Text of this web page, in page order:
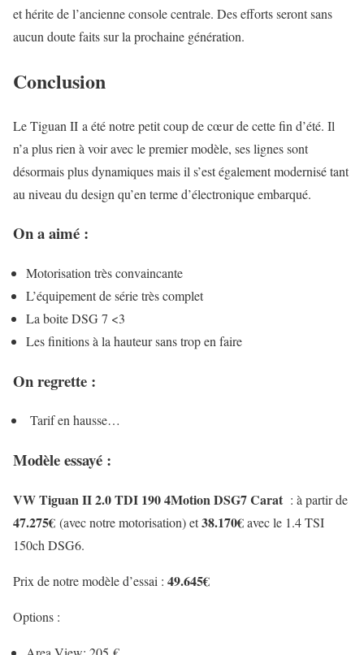
et hérite de l’ancienne console centrale. Des efforts seront sans
aucun doute faits sur la prochaine génération.
Conclusion
Le Tiguan II a été notre petit coup de cœur de cette fin d’été. Il
n’a plus rien à voir avec le premier modèle, ses lignes sont
désormais plus dynamiques mais il s’est également modernisé tant
au niveau du design qu’en terme d’électronique embarqué.
On a aimé :
Motorisation très convaincante
L’équipement de série très complet
La boite DSG 7 <3
Les finitions à la hauteur sans trop en faire
On regrette :
Tarif en hausse…
Modèle essayé :
VW Tiguan II 2.0 TDI 190 4Motion DSG7 Carat : à partir de
47.275€ (avec notre motorisation) et38.170€avec le 1.4 TSI
150ch DSG6.
Prix de notre modèle d’essai : 49.645€
Options :